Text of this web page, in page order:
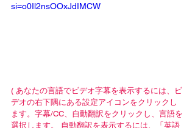
si=o0Il2nsOOxJdIMCW
( あなたの言語でビデオ字幕を表示するには、ビ
デオの右下隅にある設定アイコンをクリックし
ます。字幕/CC、自動翻訳をクリックし、言語を
選択します。 自動翻訳を表示するには、「英語